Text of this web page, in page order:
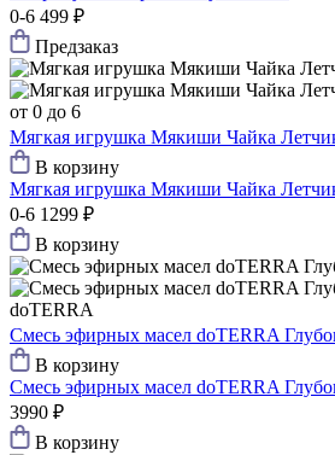
0-6 499 ₽
Предзаказ
от 0 до 6
Мягкая игрушка Мякиши Чайка
В корзину
Мягкая игрушка Мякиши Чайка
0-6 1299 ₽
В корзину
doTERRA
Смесь эфирных масел doTERRA
В корзину
Смесь эфирных масел doTERRA
3990 ₽
В корзину